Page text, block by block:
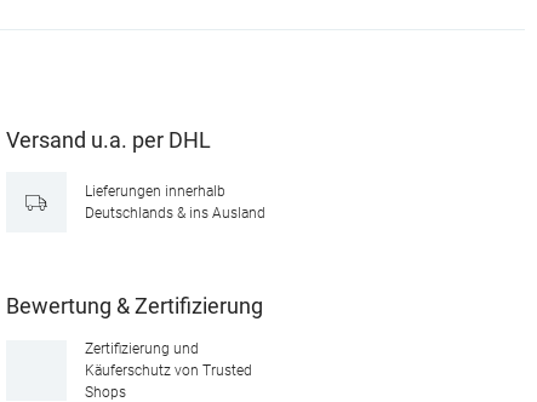
Versand u.a. per DHL
Lieferungen innerhalb
Deutschlands & ins Ausland
Bewertung & Zertifizierung
Zertifizierung und
Käuferschutz von Trusted
Shops